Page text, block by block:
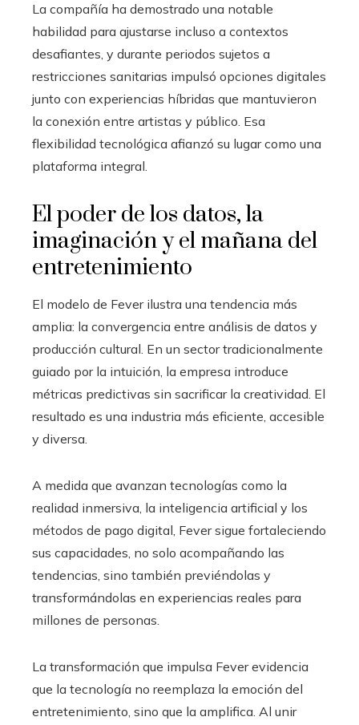
La compañía ha demostrado una notable
habilidad para ajustarse incluso a contextos
desafiantes, y durante periodos sujetos a
restricciones sanitarias impulsó opciones digitales
junto con experiencias híbridas que mantuvieron
la conexión entre artistas y público. Esa
flexibilidad tecnológica afianzó su lugar como una
plataforma integral.
El poder de los datos, la
imaginación y el mañana del
entretenimiento
El modelo de Fever ilustra una tendencia más
amplia: la convergencia entre análisis de datos y
producción cultural. En un sector tradicionalmente
guiado por la intuición, la empresa introduce
métricas predictivas sin sacrificar la creatividad. El
resultado es una industria más eficiente, accesible
y diversa.
A medida que avanzan tecnologías como la
realidad inmersiva, la inteligencia artificial y los
métodos de pago digital, Fever sigue fortaleciendo
sus capacidades, no solo acompañando las
tendencias, sino también previéndolas y
transformándolas en experiencias reales para
millones de personas.
La transformación que impulsa Fever evidencia
que la tecnología no reemplaza la emoción del
entretenimiento, sino que la amplifica. Al unir